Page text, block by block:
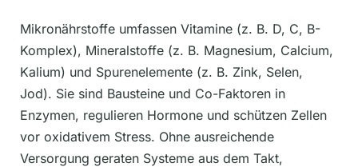
Mikronährstoffe umfassen Vitamine (z. B. D, C, B-
Komplex), Mineralstoffe (z. B. Magnesium, Calcium,
Kalium) und Spurenelemente (z. B. Zink, Selen,
Jod). Sie sind Bausteine und Co-Faktoren in
Enzymen, regulieren Hormone und schützen Zellen
vor oxidativem Stress. Ohne ausreichende
Versorgung geraten Systeme aus dem Takt,